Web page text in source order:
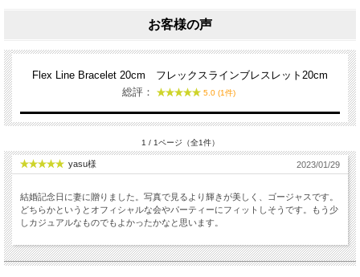
お客様の声
Flex Line Bracelet 20cm フレックスラインブレスレット20cm
総評：
5.0 (1件)
1 / 1ページ（全1件）
yasu様 2023/01/29
結婚記念日に妻に贈りました。写真で見るより輝きが美しく、ゴージャスです。
どちらかというとオフィシャルな会やパーティーにフィットしそうです。もう少
しカジュアルなものでもよかったかなと思います。